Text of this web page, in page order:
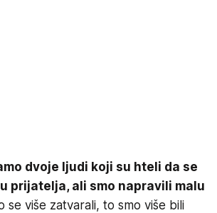
dvoje ljudi koji su hteli da se
prijatelja, ali smo napravili malu
se više zatvarali, to smo više bili